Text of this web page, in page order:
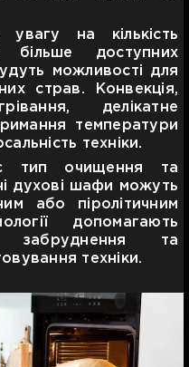
на кількість
більше доступних
можливості для
страв. Конвекція,
делікатне
температури
техніки.
тип очищення та
духові шафи можуть
або піролітичним
допомагають
забруднення та
техніки.